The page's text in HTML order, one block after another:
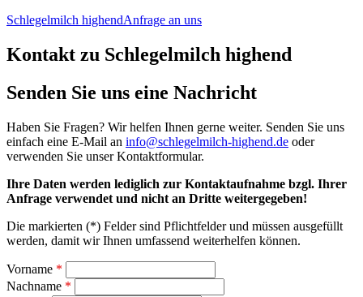
Schlegelmilch highendAnfrage an uns
Kontakt zu Schlegelmilch highend
Senden Sie uns eine Nachricht
Haben Sie Fragen? Wir helfen Ihnen gerne weiter. Senden Sie uns
einfach eine E-Mail an info@schlegelmilch-highend.de oder
verwenden Sie unser Kontaktformular.
Ihre Daten werden lediglich zur Kontaktaufnahme bzgl. Ihrer
Anfrage verwendet und nicht an Dritte weitergegeben!
Die markierten (*) Felder sind Pflichtfelder und müssen ausgefüllt
werden, damit wir Ihnen umfassend weiterhelfen können.
Vorname *
Nachname *